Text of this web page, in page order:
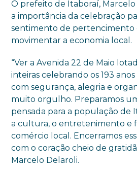
O prefeito de Itaboraí,
a importância da celebração
sentimento de pertencimento
movimentar a economia local.
“Ver a Avenida 22 de Maio
inteiras celebrando os 193
com segurança, alegria e
muito orgulho. Preparamos
pensada para a população de
a cultura, o entretenimento e
comércio local. Encerramos
com o coração cheio de
Marcelo Delaroli.